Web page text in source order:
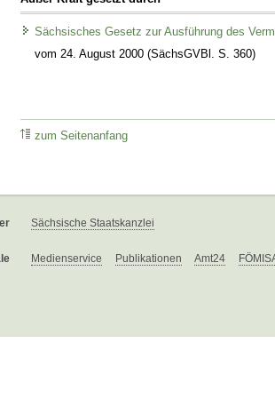
Sächsisches Gesetz zur Ausführung des
vom 24. August 2000 (SächsGVBl. S. 360)
zum Seitenanfang
Sächsische Staatskanzlei
Medienservice Publikationen Amt24